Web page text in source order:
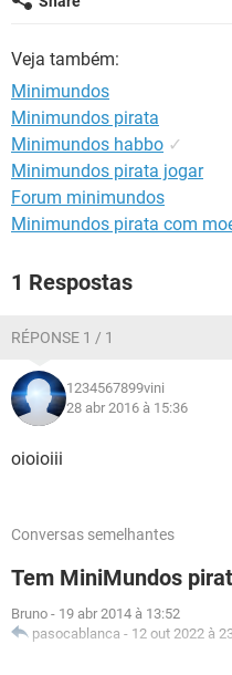
GUIA DE COMPRAS
Veja também:
Minimundos
Minimundos pirata
Minimundos habbo ✓
Minimundos pirata jogar
Forum minimundos
Minimundos pirata com
1 Respostas
RÉPONSE 1 / 1
1234567899vini
28 abr 2016 à 15:36
oioioiii
Conversas semelhantes
Tem MiniMundos
Bruno - 19 abr 2014 à 13:52
pasocablanca - 12 out 2022 à